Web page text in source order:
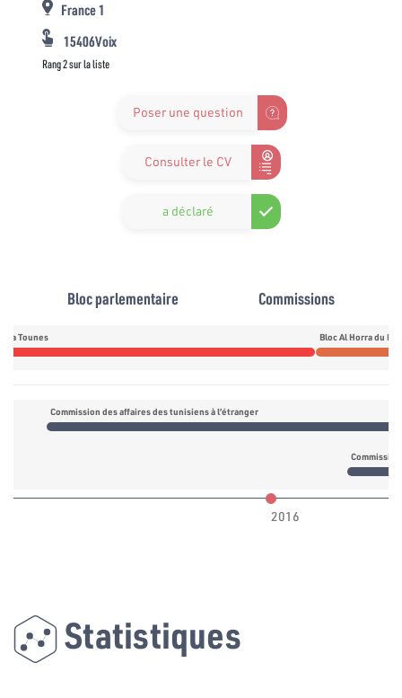
France 1
15406Voix
Rang 2 sur la liste
Poser une question
Consulter le CV
a déclaré
Bloc parlementaire Commissions
Tounes Bloc Al Horra du
Commission des affaires des tunisiens à l’étranger
2016
Statistiques